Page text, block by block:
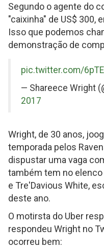
Segundo o agente do
"caixinha" de US$ 300,
Isso que podemos
demonstração de
on
Twitter
pic.twitter.com/
— Shareece Wright
2017
Wright, de 30 anos,
temporada pelos
dispustar uma vaga
também tem no elenco
e Tre'Davious White,
deste ano.
O motirsta do Uber
respondeu Wright no
ocorreu bem: